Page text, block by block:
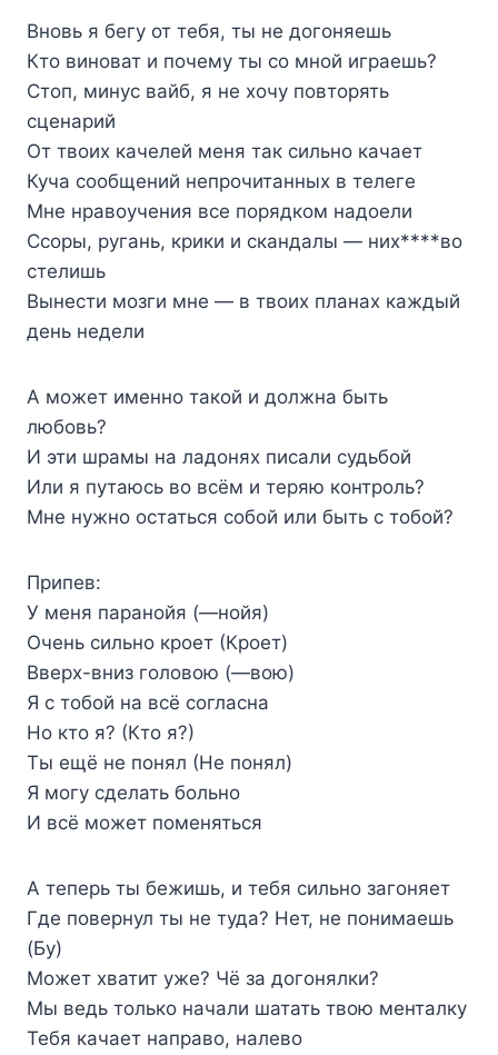
Вновь я бегу от тебя, ты не догоняешь
Кто виноват и почему ты со мной играешь?
Стоп, минус вайб, я не хочу повторять
сценарий
От твоих качелей меня так сильно качает
Куча сообщений непрочитанных в телеге
Мне нравоучения все порядком надоели
Ссоры, ругань, крики и скандалы — них****во
стелишь
Вынести мозги мне — в твоих планах каждый
день недели
А может именно такой и должна быть
любовь?
И эти шрамы на ладонях писали судьбой
Или я путаюсь во всём и теряю контроль?
Мне нужно остаться собой или быть с тобой?
Припев:
У меня паранойя (—нойя)
Очень сильно кроет (Кроет)
Вверх-вниз головою (—вою)
Я с тобой на всё согласна
Но кто я? (Кто я?)
Ты ещё не понял (Не понял)
Я могу сделать больно
И всё может поменяться
А теперь ты бежишь, и тебя сильно загоняет
Где повернул ты не туда? Нет, не понимаешь
(Бу)
Может хватит уже? Чё за догонялки?
Мы ведь только начали шатать твою менталку
Тебя качает направо, налево